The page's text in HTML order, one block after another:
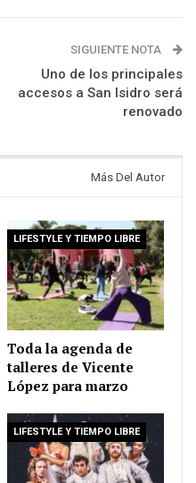
SIGUIENTE NOTA
Uno de los principales
accesos a San Isidro será
renovado
Más Del Autor
LIFESTYLE Y TIEMPO LIBRE
Toda la agenda de
talleres de Vicente
López para marzo
LIFESTYLE Y TIEMPO LIBRE